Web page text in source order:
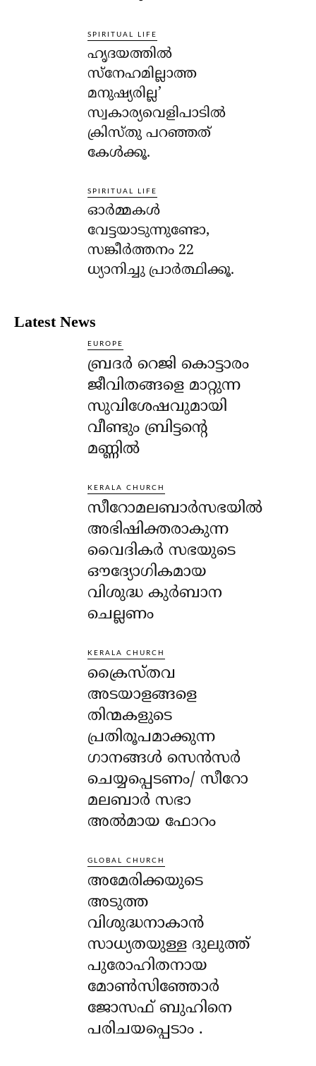
SPIRITUAL LIFE
ഹൃദയത്തില്‍
സ്‌നേഹമില്ലാത്ത
മനുഷ്യരില്ല’
സ്വകാര്യവെളിപാടില്‍
ക്രിസ്തു പറഞ്ഞത്
കേള്‍ക്കൂ.
SPIRITUAL LIFE
ഓര്‍മ്മകള്‍
വേട്ടയാടുന്നുണ്ടോ,
സങ്കീര്‍ത്തനം 22
ധ്യാനിച്ചു പ്രാര്‍ത്ഥിക്കൂ.
Latest News
EUROPE
ബ്രദർ റെജി കൊട്ടാരം
ജീവിതങ്ങളെ മാറ്റുന്ന
സുവിശേഷവുമായി
വീണ്ടും ബ്രിട്ടന്റെ
മണ്ണിൽ
KERALA CHURCH
സീറോമലബാർസഭയിൽ
അഭിഷിക്തരാകുന്ന
വൈദികർ സഭയുടെ
ഔദ്യോഗികമായ
വിശുദ്ധ കുർബാന
ചെല്ലണം
KERALA CHURCH
ക്രൈസ്തവ
അടയാളങ്ങളെ
തിന്മകളുടെ
പ്രതിരൂപമാക്കുന്ന
ഗാനങ്ങൾ സെൻസർ
ചെയ്യപ്പെടണം/ സീറോ
മലബാർ സഭാ
അൽമായ ഫോറം
GLOBAL CHURCH
അമേരിക്കയുടെ
അടുത്ത
വിശുദ്ധനാകാൻ
സാധ്യതയുള്ള ദുലുത്ത്
പുരോഹിതനായ
മോൺസിഞ്ഞോർ
ജോസഫ് ബുഹിനെ
പരിചയപ്പെടാം .